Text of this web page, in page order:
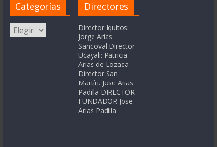
Categorías
Categorías
Directores
Director Iquitos:
Jorge Arias
Sandoval Director
Ucayali: Patricia
Arias de Lozada
Director San
Martín: Jose Arias
Padilla DIRECTOR
FUNDADOR Jose
Arias Padilla